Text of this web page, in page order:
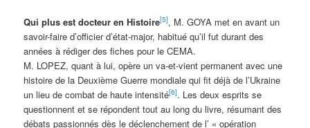
Qui plus est docteur en Histoire[5], M. GOYA met en avant un
savoir-faire d’officier d’état-major, habitué qu’il fut durant des
années à rédiger des fiches pour le CEMA.
M. LOPEZ, quant à lui, opère un va-et-vient permanent avec une
histoire de la Deuxième Guerre mondiale qui fit déjà de l’Ukraine
un lieu de combat de haute intensité[6]. Les deux esprits se
questionnent et se répondent tout au long du livre, résumant des
débats passionnés dès le déclenchement de l’ « opération